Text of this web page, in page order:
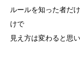
ルールを知った者だ
けで
見え方は変わると思い